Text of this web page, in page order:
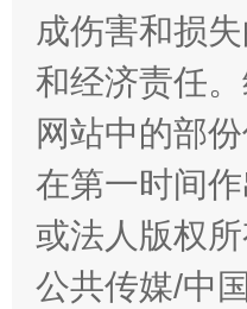
从幼儿园到大学，
成伤害和损
和经济责任
网站中的部
在第一时间
或法人版权
公共传媒/中